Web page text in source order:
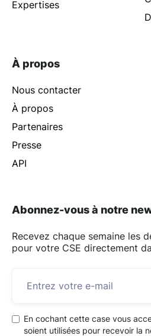
Expertises
À propos
Nous contacter
À propos
Partenaires
Presse
API
Abonnez-vous à notre
Recevez chaque semaine les
pour votre CSE directement
En cochant cette case vous
soient utilisées pour recevoir la